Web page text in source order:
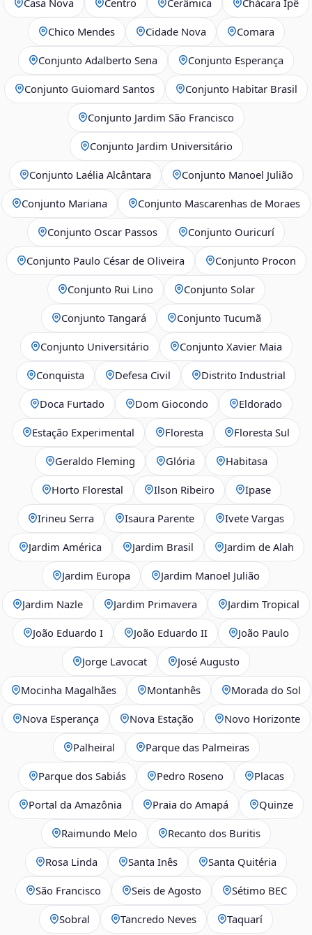
Chico Mendes Cidade Nova Comara
Conjunto Adalberto Sena Conjunto Esperança
Conjunto Guiomard Santos Conjunto Habitar Brasil
Conjunto Jardim São Francisco
Conjunto Jardim Universitário
Conjunto Laélia Alcântara Conjunto Manoel Julião
Conjunto Mariana Conjunto Mascarenhas de Moraes
Conjunto Oscar Passos Conjunto Ouricurí
Conjunto Paulo César de Oliveira Conjunto Procon
Conjunto Rui Lino Conjunto Solar
Conjunto Tangará Conjunto Tucumã
Conjunto Universitário Conjunto Xavier Maia
Conquista Defesa Civil Distrito Industrial
Doca Furtado Dom Giocondo Eldorado
Estação Experimental Floresta Floresta Sul
Geraldo Fleming Glória Habitasa
Horto Florestal Ilson Ribeiro Ipase
Irineu Serra Isaura Parente Ivete Vargas
Jardim América Jardim Brasil Jardim de Alah
Jardim Europa Jardim Manoel Julião
Jardim Nazle Jardim Primavera Jardim Tropical
João Eduardo I João Eduardo II João Paulo
Jorge Lavocat José Augusto
Mocinha Magalhães Montanhês Morada do Sol
Nova Esperança Nova Estação Novo Horizonte
Palheiral Parque das Palmeiras
Parque dos Sabiás Pedro Roseno Placas
Portal da Amazônia Praia do Amapá Quinze
Raimundo Melo Recanto dos Buritis
Rosa Linda Santa Inês Santa Quitéria
São Francisco Seis de Agosto Sétimo BEC
Sobral Tancredo Neves Taquarí